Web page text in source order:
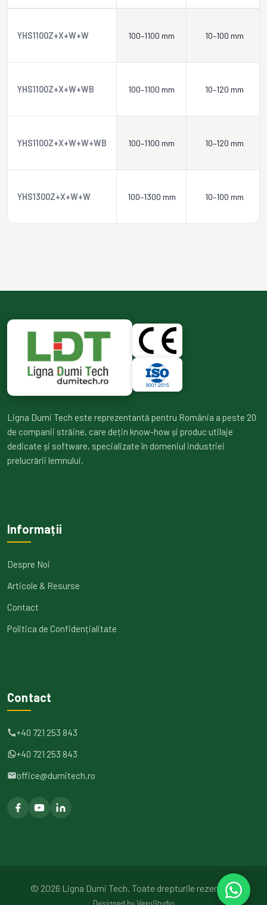
YHS1100Z+X+W+W 100–1100 mm 10–100 mm
YHS1100Z+X+W+WB 100–1100 mm 10–120 mm
YHS1100Z+X+W+W+WB 100–1100 mm 10–120 mm
YHS1300Z+X+W+W 100–1300 mm 10–100 mm
Ligna Dumi Tech este reprezentantă pentru România a peste 20
de companii străine, care dețin know-how și produc utilaje
dedicate și software, specializate în domeniul industriei
prelucrării lemnului.
Informații
Despre Noi
Articole & Resurse
Contact
Politica de Confidențialitate
Contact
+40 721 253 843
+40 721 253 843
office@dumitech.ro
© 2026 Ligna Dumi Tech. Toate drepturile rezervate.
Designed byVexuStudio